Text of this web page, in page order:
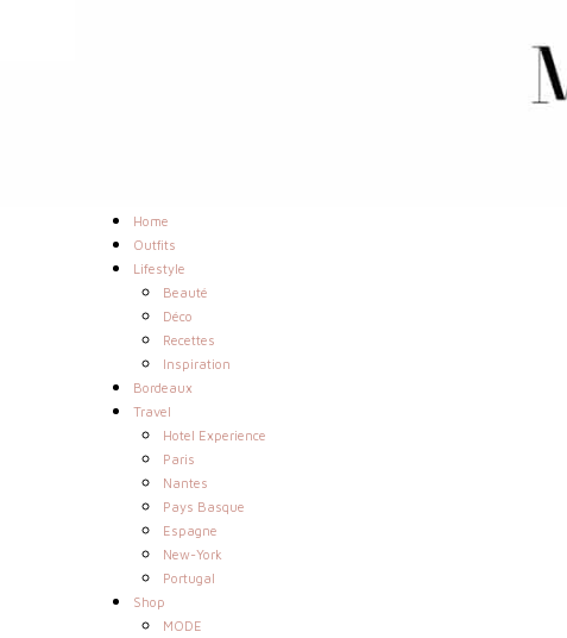
Home
Outfits
Lifestyle
Beauté
Déco
Recettes
Inspiration
Bordeaux
Travel
Hotel Experience
Paris
Nantes
Pays Basque
Espagne
New-York
Portugal
Shop
MODE